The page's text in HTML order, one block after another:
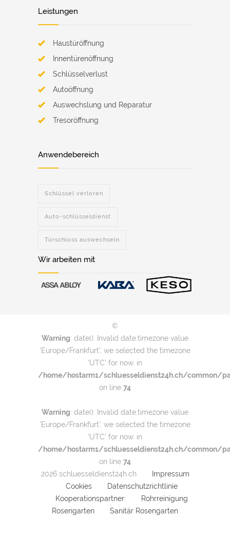
Leistungen
Haustüröffnung
Innentürenöffnung
Schlüsselverlust
Autoöffnung
Auswechslung und Reparatur
Tresoröffnung
Anwendebereich
Schlüssel verloren
Auto-schlüsseldienst
Türschloss auswechseln
Wir arbeiten mit
©
Warning: date(): Invalid date.timezone value
'Europe/Frankfurt', we selected the timezone
'UTC' for now. in
/home/hostarm1/schluesseldienst24h.ch/common/
on line 74
Warning: date(): Invalid date.timezone value
'Europe/Frankfurt', we selected the timezone
'UTC' for now. in
/home/hostarm1/schluesseldienst24h.ch/common/
on line 74
2026 schluesseldienst24h.ch
Impressum
Cookies
Datenschutzrichtlinie
Kooperationspartner:
Rohrreinigung
Rosengarten
Sanitär Rosengarten